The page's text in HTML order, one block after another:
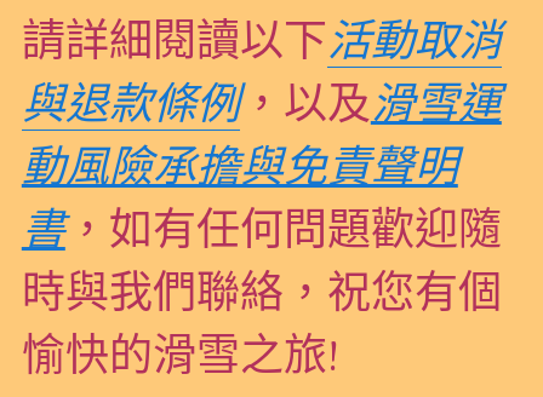
請詳細閱讀以下活動取消
與退款條例，以及滑雪運
動風險承擔與免責聲明
書，如有任何問題歡迎隨
時與我們聯絡，祝您有個
愉快的滑雪之旅!